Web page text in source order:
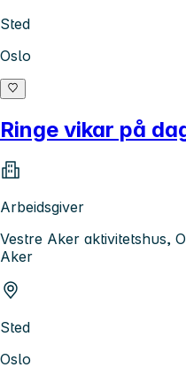
Sted
Oslo
Ringe vikar på
Arbeidsgiver
Vestre Aker aktivitetshus,
Aker
Sted
Oslo